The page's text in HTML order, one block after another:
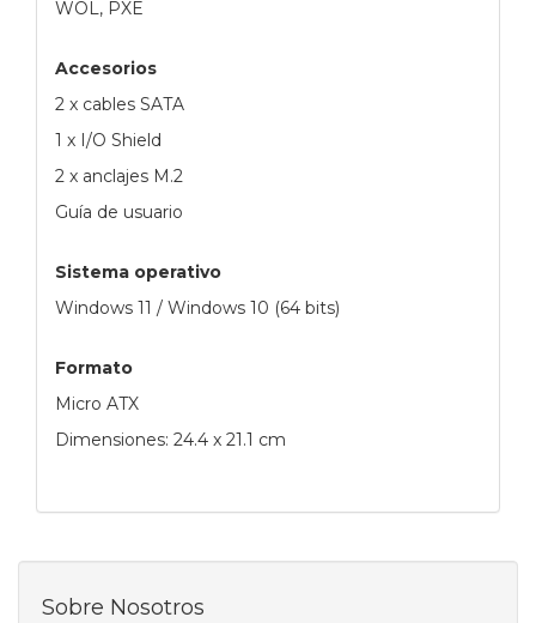
WOL, PXE
Accesorios
2 x cables SATA
1 x I/O Shield
2 x anclajes M.2
Guía de usuario
Sistema operativo
Windows 11 / Windows 10 (64 bits)
Formato
Micro ATX
Dimensiones: 24.4 x 21.1 cm
Sobre Nosotros